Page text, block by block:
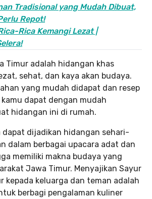
Tradisional yang Mudah Dibuat,
Repot!
Rica Kemangi Lezat |
Timur adalah hidangan khas
sehat, dan kaya akan budaya.
yang mudah didapat dan resep
dapat dengan mudah
hidangan ini di rumah.
dapat dijadikan hidangan sehari-
dalam berbagai upacara adat dan
memiliki makna budaya yang
Jawa Timur. Menyajikan Sayur
kepada keluarga dan teman adalah
berbagi pengalaman kuliner